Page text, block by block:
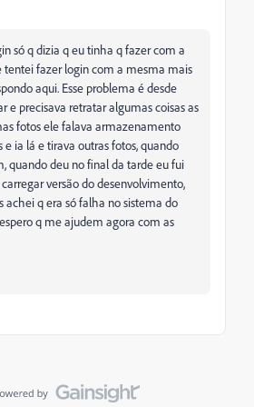
só q dizia q eu tinha q fazer com a
tentei fazer login com a mesma mais
aqui. Esse problema é desde
precisava retratar algumas coisas as
fotos ele falava armazenamento
ia lá e tirava outras fotos, quando
quando deu no final da tarde eu fui
versão do desenvolvimento,
achei q era só falha no sistema do
q me ajudem agora com as